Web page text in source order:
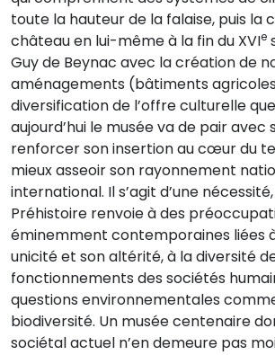
toute la hauteur de la falaise, puis la
château en lui-même à la fin du XVIe
Guy de Beynac avec la création de
aménagements (bâtiments
diversification de l’offre culturelle
aujourd’hui le musée va de pair avec
renforcer son insertion au cœur du
mieux asseoir son rayonnement
international. Il s’agit d’une
Préhistoire renvoie à des
éminemment contemporaines liées à
unicité et son altérité, à la diversité
fonctionnements des sociétés
questions environnementales
biodiversité. Un musée centenaire
sociétal actuel n’en demeure pas